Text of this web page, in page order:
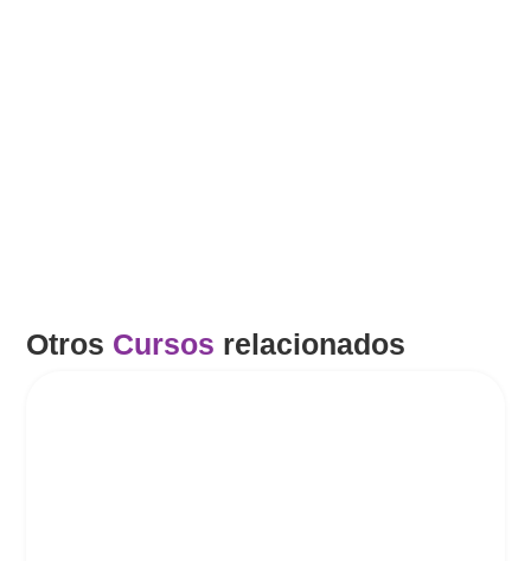
Otros Cursos relacionados